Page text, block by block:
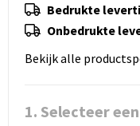
Bedrukte
Onbedrukte
Bekijk alle
1. Selecteer